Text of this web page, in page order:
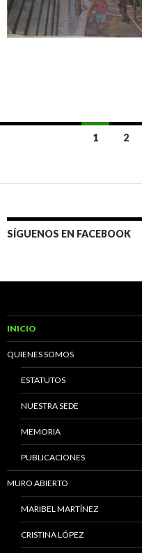
de
1 2
SÍGUENOS EN FACEBOOK
INICIO
QUIENES SOMOS
ESTATUTOS
NUESTRA SEDE
MEMORIA
PUBLICACIONES
MURO ABIERTO
MARIBEL MARTÍNEZ
CRISTINA LÓPEZ